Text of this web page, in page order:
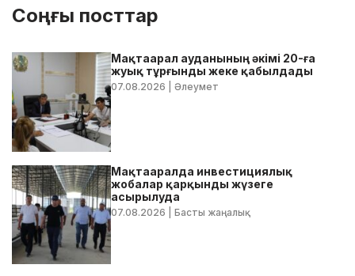
Соңғы посттар
Мақтаарал ауданының әкімі 20-ға
жуық тұрғынды жеке қабылдады
07.08.2026 | Әлеумет
Мақтааралда инвестициялық
жобалар қарқынды жүзеге
асырылуда
07.08.2026 | Басты жаңалық